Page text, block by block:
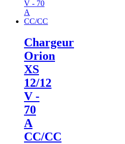
Chargeur
Orion
XS
12/12
V -
70
A
CC/CC